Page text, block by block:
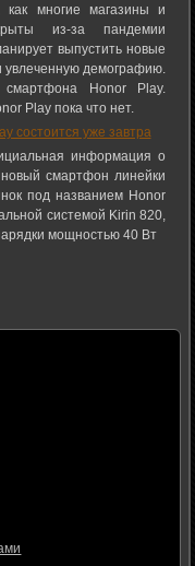
как многие магазины и
из-за пандемии
выпустить новые
демографию.
Honor Play.
Play пока что нет.
информация о
смартфон линейки
под названием Honor
системой Kirin 820,
мощностью 40 Вт